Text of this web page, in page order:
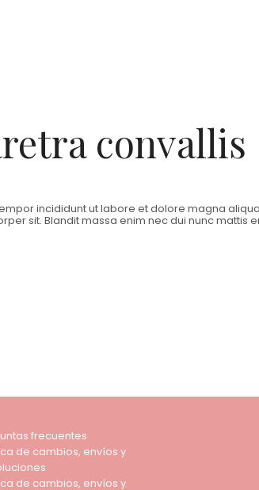
convallis
incididunt ut labore et dolore magna
sit. Blandit massa enim nec dui nunc mattis
frecuentes
de cambios, envíos y
de cambios, envíos y